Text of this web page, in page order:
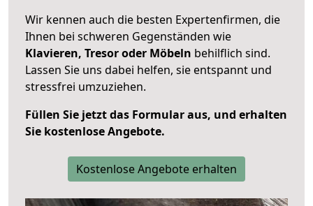
Wir kennen auch die besten Expertenfirmen, die
Ihnen bei schweren Gegenständen wie
Klavieren, Tresor oder Möbeln behilflich sind.
Lassen Sie uns dabei helfen, sie entspannt und
stressfrei umzuziehen.
Füllen Sie jetzt das Formular aus, und erhalten
Sie kostenlose Angebote.
Kostenlose Angebote erhalten